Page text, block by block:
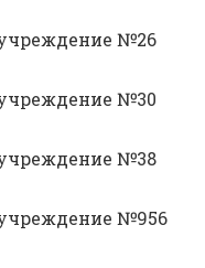
№26
№30
№38
№956